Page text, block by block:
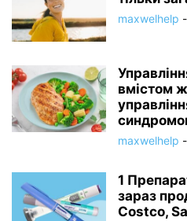
maxwelhelp -
вмістом
maxwelhelp -
1
зараз
Costco,